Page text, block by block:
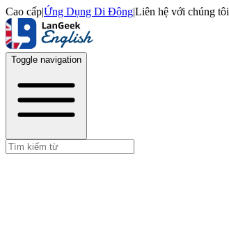
Cao cấp|Ứng Dụng Di Động|Liên hệ với chúng tôi
Toggle navigation